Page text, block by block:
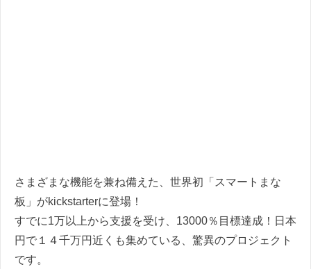
さまざまな機能を兼ね備えた、世界初「スマートまな
板」がkickstarterに登場！
すでに1万以上から支援を受け、13000％目標達成！日本
円で１４千万円近くも集めている、驚異のプロジェクト
です。